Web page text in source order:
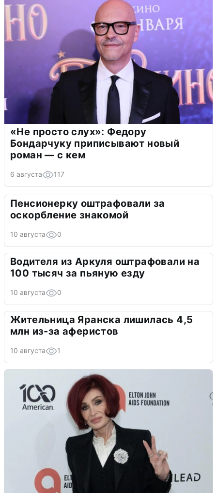
«Не просто слух»: Федору
Бондарчуку приписывают новый
роман — с кем
6 августа 117
Пенсионерку оштрафовали за
оскорбление знакомой
10 августа 0
Водителя из Аркуля оштрафовали на
100 тысяч за пьяную езду
10 августа 0
Жительница Яранска лишилась 4,5
млн из-за аферистов
10 августа 1